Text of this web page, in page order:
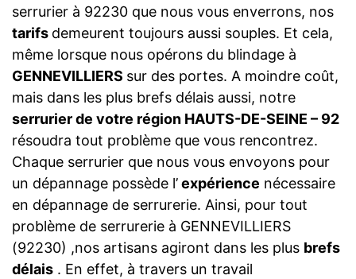
serrurier à 92230 que nous vous enverrons, nos
tarifs demeurent toujours aussi souples. Et cela,
même lorsque nous opérons du blindage à
GENNEVILLIERS sur des portes. A moindre coût,
mais dans les plus brefs délais aussi, notre
serrurier de votre région HAUTS-DE-SEINE – 92
résoudra tout problème que vous rencontrez.
Chaque serrurier que nous vous envoyons pour
un dépannage possède l’expérience nécessaire
en dépannage de serrurerie. Ainsi, pour tout
problème de serrurerie à GENNEVILLIERS
(92230) ,nos artisans agiront dans les plus brefs
délais . En effet, à travers un travail